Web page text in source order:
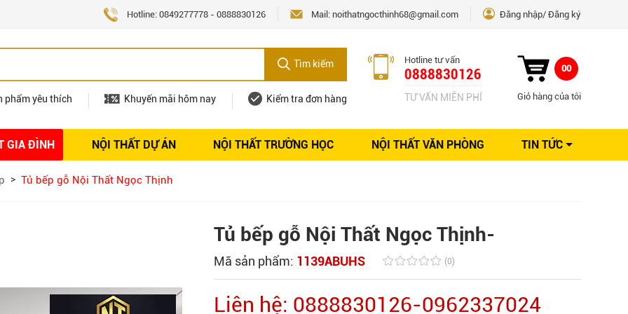
Hotline: 0849277778 - 0888830126 Mail: noithatngocthinh68@gmail.com Đăng nhập Đăng ký
Tìm kiếm
phẩm yêu thích Khuyến mãi hôm nay Kiểm tra đơn hàng
Hotline tư vấn
0888830126
TƯ VẤN MIỄN PHÍ
00
Giỏ hàng của tôi
GIA ĐÌNH NỘI THẤT DỰ ÁN NỘI THẤT TRƯỜNG HỌC NỘI THẤT VĂN PHÒNG TIN TỨC
thất
Giải pháp thiết kế
Tủ bếp gỗ Nội Thất Ngọc Thịnh
Tủ bếp gỗ Nội Thất Ngọc Thịnh-
Mã sản phẩm: 1139ABUHS (0)
Liên hệ: 0888830126-0962337024